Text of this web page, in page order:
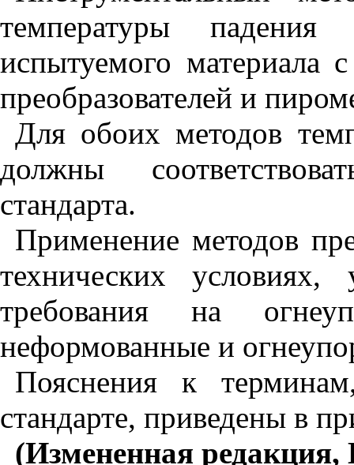
температуры падения
испытуемого материала
преобразователей и
Для обоих методов
должны
стандарта.
Применение методов
технических условиях,
требования на
неформованные и
Пояснения к
стандарте, приведены в
(Измененная